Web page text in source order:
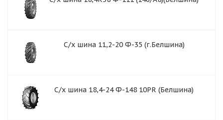
С/х шина 11,2-20 Ф-35 (г.Белшина)
С/х шина 18,4-24 Ф-148 10PR (Белшина)